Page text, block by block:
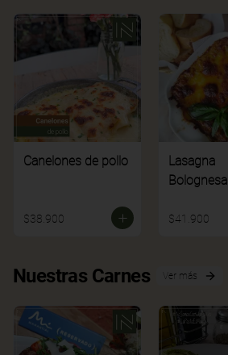
Canelones de pollo
$38.900
Lasagna
Bolognesa
$41.900
Nuestras Carnes Ver más